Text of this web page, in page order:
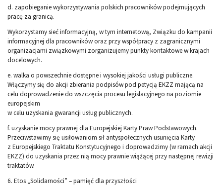
d. zapobieganie wykorzystywania polskich pracowników podejmujących
pracę za granicą.
Wykorzystamy sieć informacyjną, w tym internetową, Związku do kampanii
informacyjnej dla pracowników oraz przy współpracy z zagranicznymi
organizacjami związkowymi zorganizujemy punkty kontaktowe w krajach
docelowych.
e. walka o powszechnie dostępne i wysokiej jakości usługi publiczne.
Włączymy się do akcji zbierania podpisów pod petycją EKZZ mającą na
celu doprowadzenie do wszczęcia procesu legislacyjnego na poziomie
europejskim
w celu uzyskania gwarancji usług publicznych.
f. uzyskanie mocy prawnej dla Europejskiej Karty Praw Podstawowych.
Przeciwstawimy się usiłowaniom sił antyspołecznych usunięcia Karty
z Europejskiego Traktatu Konstytucyjnego i doprowadzimy (w ramach akcji
EKZZ) do uzyskania przez nią mocy prawnie wiążącej przy następnej rewizji
traktatów.
6. Etos „Solidarności” – pamięć dla przyszłości